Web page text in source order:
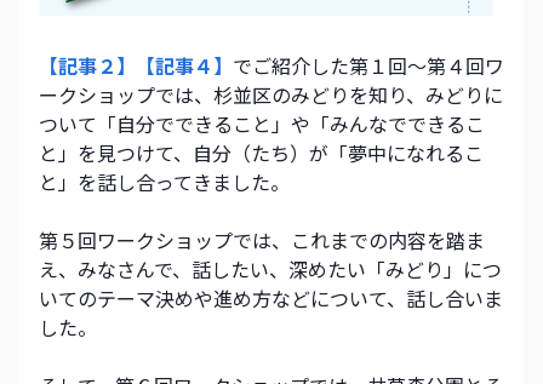
【記事２】 【記事４】 でご紹介した第１回～第４回ワ
ークショップでは、杉並区のみどりを知り、みどりに
ついて「自分でできること」や「みんなでできるこ
と」を見つけて、自分（たち）が「夢中になれるこ
と」を話し合ってきました。
第５回ワークショップでは、これまでの内容を踏ま
え、みなさんで、話したい、深めたい「みどり」につ
いてのテーマ決めや進め方などについて、話し合いま
した。